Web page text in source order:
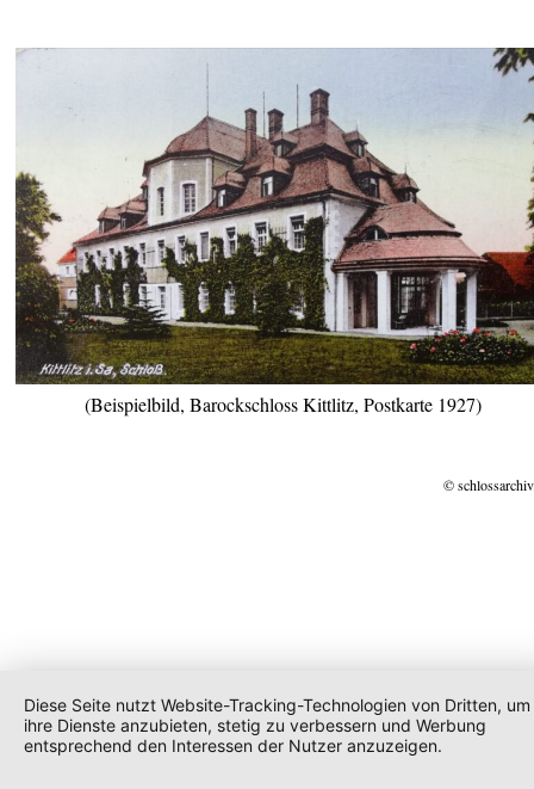
(Beispielbild, Barockschloss Kittlitz, Postkarte 1927)
©
Diese Seite nutzt Website-Tracking-Technologien von Dritten, um
ihre Dienste anzubieten, stetig zu verbessern und Werbung
entsprechend den Interessen der Nutzer anzuzeigen.